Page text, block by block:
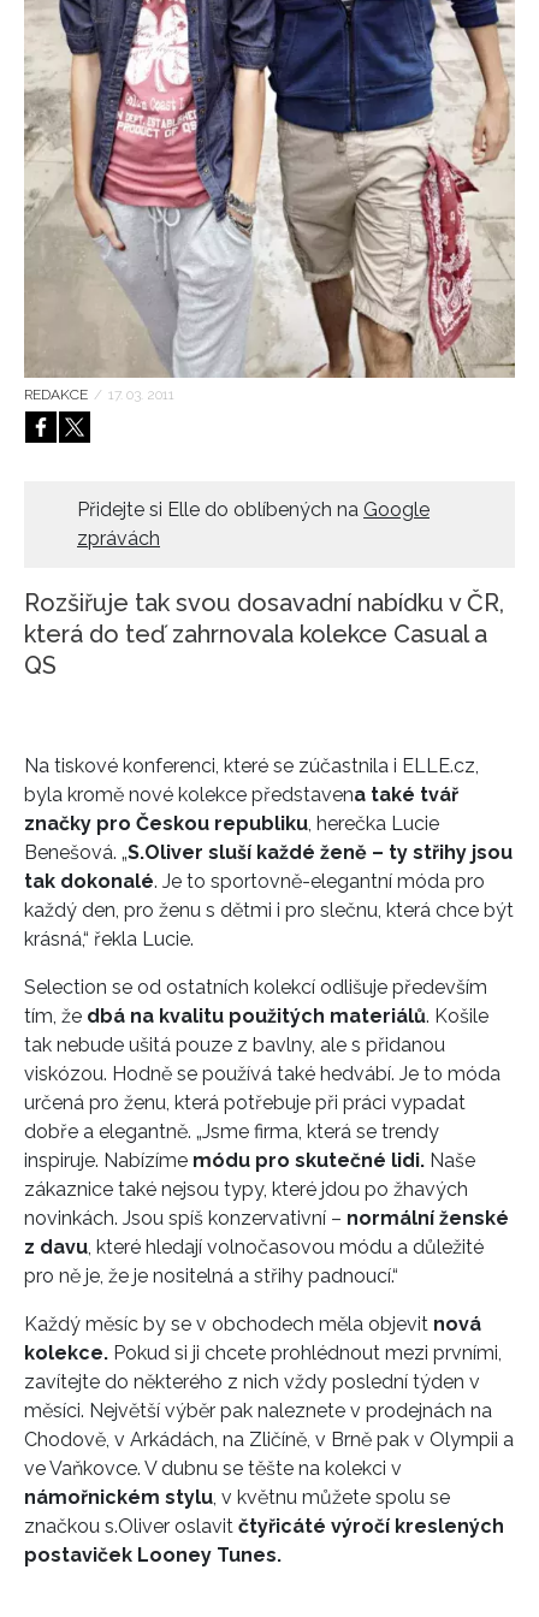
HOME
REDAKCE / 17. 03. 2011
Přidejte si Elle do oblíbených na Google
zprávách
Rozšiřuje tak svou dosavadní nabídku v ČR,
která do teď zahrnovala kolekce Casual a
QS
Na tiskové konferenci, které se zúčastnila i ELLE.cz,
byla kromě nové kolekce představena také tvář
značky pro Českou republiku, herečka Lucie
Benešová. „S.Oliver sluší každé ženě – ty střihy jsou
tak dokonalé. Je to sportovně-elegantní móda pro
každý den, pro ženu s dětmi i pro slečnu, která chce být
krásná,“ řekla Lucie.
Selection se od ostatních kolekcí odlišuje především
tím, že dbá na kvalitu použitých materiálů. Košile
tak nebude ušitá pouze z bavlny, ale s přidanou
viskózou. Hodně se používá také hedvábí. Je to móda
určená pro ženu, která potřebuje při práci vypadat
dobře a elegantně. „Jsme firma, která se trendy
inspiruje. Nabízíme módu pro skutečné lidi. Naše
zákaznice také nejsou typy, které jdou po žhavých
novinkách. Jsou spíš konzervativní – normální ženské
z davu, které hledají volnočasovou módu a důležité
pro ně je, že je nositelná a střihy padnoucí.“
Každý měsíc by se v obchodech měla objevit nová
kolekce. Pokud si ji chcete prohlédnout mezi prvními,
zavítejte do některého z nich vždy poslední týden v
měsíci. Největší výběr pak naleznete v prodejnách na
Chodově, v Arkádách, na Zličíně, v Brně pak v Olympii a
ve Vaňkovce. V dubnu se těšte na kolekci v
námořnickém stylu, v květnu můžete spolu se
značkou s.Oliver oslavit čtyřicáté výročí kreslených
postaviček Looney Tunes.